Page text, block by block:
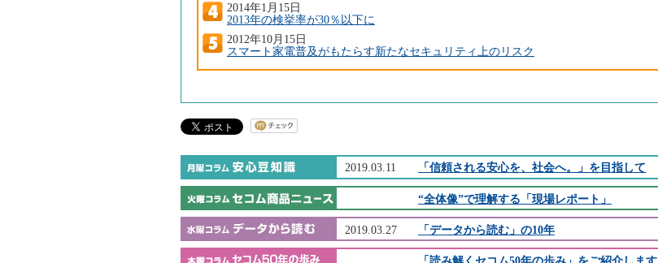
2014年1月15日
2013年の検挙率が30％以下に
2012年10月15日
スマート家電普及がもたらす新たなセキュリティ上のリスク
2019.03.11 「信頼される安心を、社会へ。」を目指して
“全体像”で理解する「現場レポート」
2019.03.27 「データから読む」の10年